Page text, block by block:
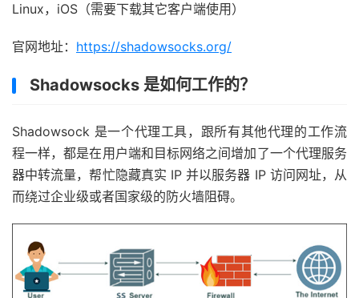
Linux，iOS（需要下载其它客户端使用）
官网地址： https://shadowsocks.org/
Shadowsocks 是如何工作的？
Shadowsock 是一个代理工具，跟所有其他代理的工作流
程一样，都是在用户端和目标网络之间增加了一个代理服务
器中转流量，帮忙隐藏真实 IP 并以服务器 IP 访问网址，从
而绕过企业级或者国家级的防火墙阻碍。